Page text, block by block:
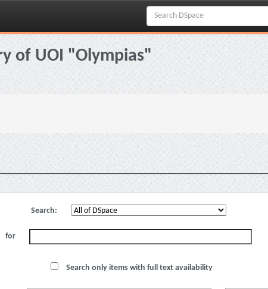
of UOI "Olympias"
Search:
for
Search only items with full text availability